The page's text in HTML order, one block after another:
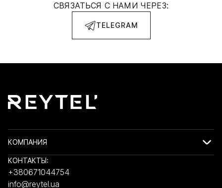
СВЯЗАТЬСЯ С НАМИ ЧЕРЕЗ:
TELEGRAM
КОМПАНИЯ
КОНТАКТЫ:
+380671044754
info@reytel.ua